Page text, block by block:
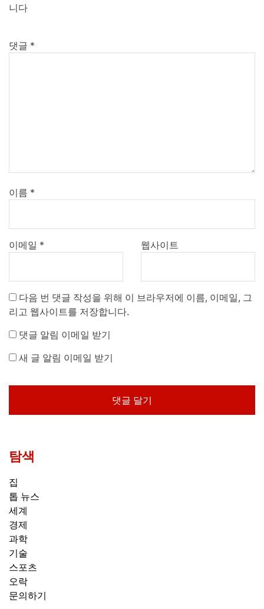
니다
댓글 *
이름 *
이메일 * 웹사이트
다음 번 댓글 작성을 위해 이 브라우저에 이름, 이메일, 그
리고 웹사이트를 저장합니다.
댓글 알림 이메일 받기
새 글 알림 이메일 받기
탐색
집
톱 뉴스
세계
경제
과학
기술
스포츠
오락
문의하기